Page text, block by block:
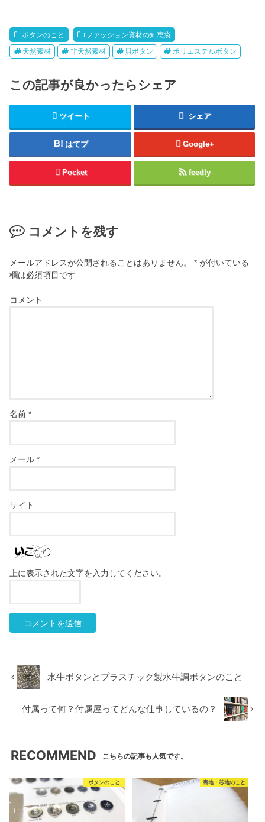
ボタンのこと ファッション資材の知恵袋
天然素材 非天然素材 貝ボタン ポリエステルボタン
この記事が良かったらシェア
ツイート シェア
はてブ Google+
Pocket feedly
コメントを残す
メールアドレスが公開されることはありません。 * が付いている
欄は必須項目です
コメント
名前*
メール*
サイト
上に表示された文字を入力してください。
水牛ボタンとプラスチック製水牛調ボタンのこと
付属って何？付属屋ってどんな仕事しているの？
RECOMMEND こちらの記事も人気です。
ボタンのこと 裏地・芯地のこと